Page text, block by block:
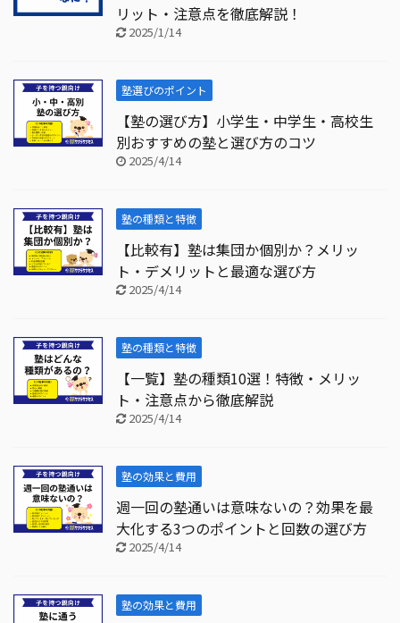
リット・注意点を徹底解説！
2025/1/14
塾選びのポイント
【塾の選び方】小学生・中学生・高校生
別おすすめの塾と選び方のコツ
2025/4/14
塾の種類と特徴
【比較有】塾は集団か個別か？メリッ
ト・デメリットと最適な選び方
2025/4/14
塾の種類と特徴
【一覧】塾の種類10選！特徴・メリッ
ト・注意点から徹底解説
2025/4/14
塾の効果と費用
週一回の塾通いは意味ないの？効果を最
大化する3つのポイントと回数の選び方
2025/4/14
塾の効果と費用